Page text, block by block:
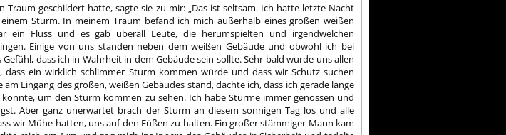
Traum geschildert hatte, sagte sie zu mir: „Das ist seltsam. Ich hatte letzte Nacht
Sturm. In meinem Traum befand ich mich außerhalb eines großen weißen
ein Fluss und es gab überall Leute, die herumspielten und irgendwelchen
Einige von uns standen neben dem weißen Gebäude und obwohl ich bei
dass ich in Wahrheit in dem Gebäude sein sollte. Sehr bald wurde uns allen
dass ein wirklich schlimmer Sturm kommen würde und dass wir Schutz suchen
am Eingang des großen, weißen Gebäudes stand, dachte ich, dass ich gerade lange
um den Sturm kommen zu sehen. Ich habe Stürme immer genossen und
Aber ganz unerwartet brach der Sturm an diesem sonnigen Tag los und alle
wir Mühe hatten, uns auf den Füßen zu halten. Ein großer stämmiger Mann kam